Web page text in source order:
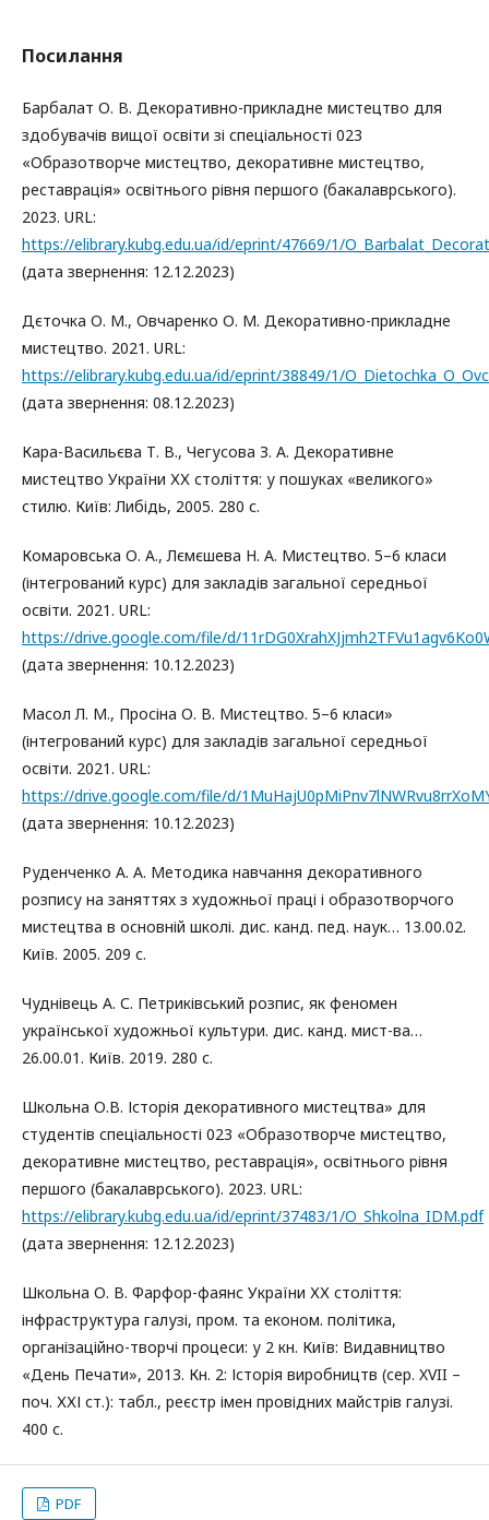
Посилання
Барбалат О. В. Декоративно-прикладне мистецтво для
здобувачів вищої освіти зі спеціальності 023
«Образотворче мистецтво, декоративне мистецтво,
реставрація» освітнього рівня першого (бакалаврського).
2023. URL:
https://elibrary.kubg.edu.ua/id/eprint/47669/1/
(дата звернення: 12.12.2023)
Дєточка О. М., Овчаренко О. М. Декоративно-прикладне
мистецтво. 2021. URL:
https://elibrary.kubg.edu.ua/id/eprint/38849/1/
(дата звернення: 08.12.2023)
Кара-Васильєва Т. В., Чегусова З. А. Декоративне
мистецтво України ХХ століття: у пошуках «великого»
стилю. Київ: Либідь, 2005. 280 с.
Комаровська О. А., Лємєшева Н. А. Мистецтво. 5–6 класи
(інтегрований курс) для закладів загальної середньої
освіти. 2021. URL:
https://drive.google.com/file/d/
(дата звернення: 10.12.2023)
Масол Л. М., Просіна О. В. Мистецтво. 5–6 класи»
(інтегрований курс) для закладів загальної середньої
освіти. 2021. URL:
https://drive.google.com/file/d/
(дата звернення: 10.12.2023)
Руденченко А. А. Методика навчання декоративного
розпису на заняттях з художньої праці і образотворчого
мистецтва в основній школі. дис. канд. пед. наук… 13.00.02.
Київ. 2005. 209 с.
Чуднівець А. С. Петриківський розпис, як феномен
української художньої культури. дис. канд. мист-ва…
26.00.01. Київ. 2019. 280 с.
Школьна О.В. Історія декоративного мистецтва» для
студентів спеціальності 023 «Образотворче мистецтво,
декоративне мистецтво, реставрація», освітнього рівня
першого (бакалаврського). 2023. URL:
https://elibrary.kubg.edu.ua/id/eprint/37483/1/O_Shkolna_IDM.pdf
(дата звернення: 12.12.2023)
Школьна О. В. Фарфор-фаянс України ХХ століття:
інфраструктура галузі, пром. та економ. політика,
організаційно-творчі процеси: у 2 кн. Київ: Видавництво
«День Печати», 2013. Кн. 2: Історія виробництв (сер. XVII –
поч. ХХІ ст.): табл., реєстр імен провідних майстрів галузі.
400 с.
PDF